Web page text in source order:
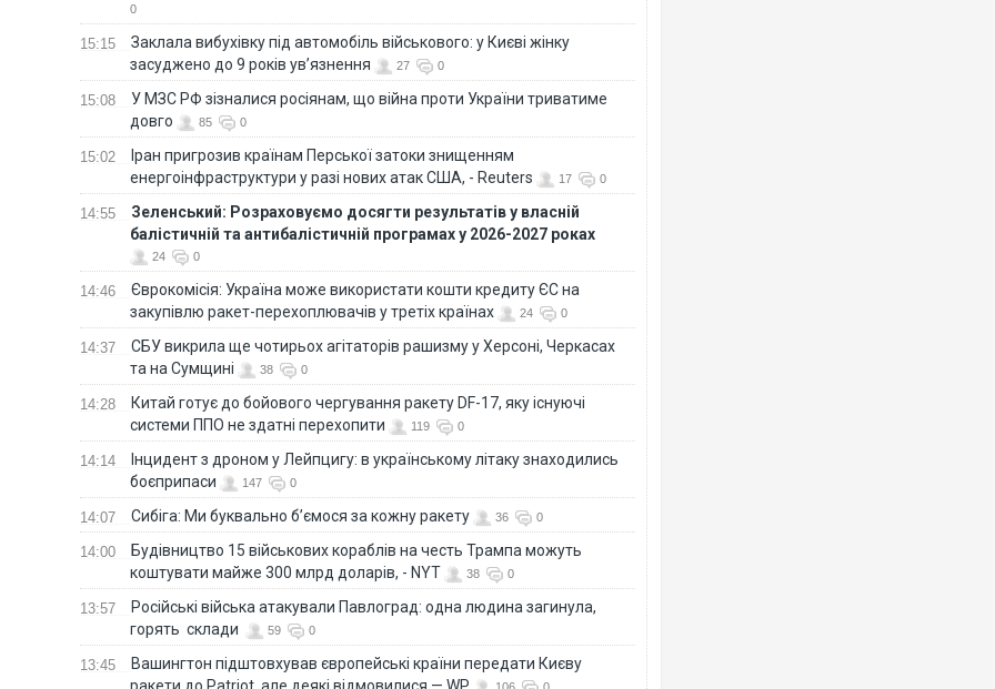
0
15:15
Заклала вибухівку під автомобіль військового: у Києві жінку
засуджено до 9 років ув’язнення
27 0
15:08
У МЗС РФ зізналися росіянам, що війна проти України триватиме
довго
85 0
15:02
Іран пригрозив країнам Перської затоки знищенням
енергоінфраструктури у разі нових атак США, - Reuters
17 0
14:55
Зеленський: Розраховуємо досягти результатів у власній
балістичній та антибалістичній програмах у 2026-2027 роках
24 0
14:46
Єврокомісія: Україна може використати кошти кредиту ЄС на
закупівлю ракет-перехоплювачів у третіх країнах
24 0
14:37
СБУ викрила ще чотирьох агітаторів рашизму у Херсоні, Черкасах
та на Сумщині
38 0
14:28
Китай готує до бойового чергування ракету DF-17, яку існуючі
системи ППО не здатні перехопити
119 0
14:14
Інцидент з дроном у Лейпцигу: в українському літаку знаходились
боєприпаси
147 0
14:07 Сибіга: Ми буквально б’ємося за кожну ракету 36 0
14:00
Будівництво 15 військових кораблів на честь Трампа можуть
коштувати майже 300 млрд доларів, - NYT
38 0
13:57
Російські війська атакували Павлоград: одна людина загинула,
горять склади
59 0
13:45
Вашингтон підштовхував європейські країни передати Києву